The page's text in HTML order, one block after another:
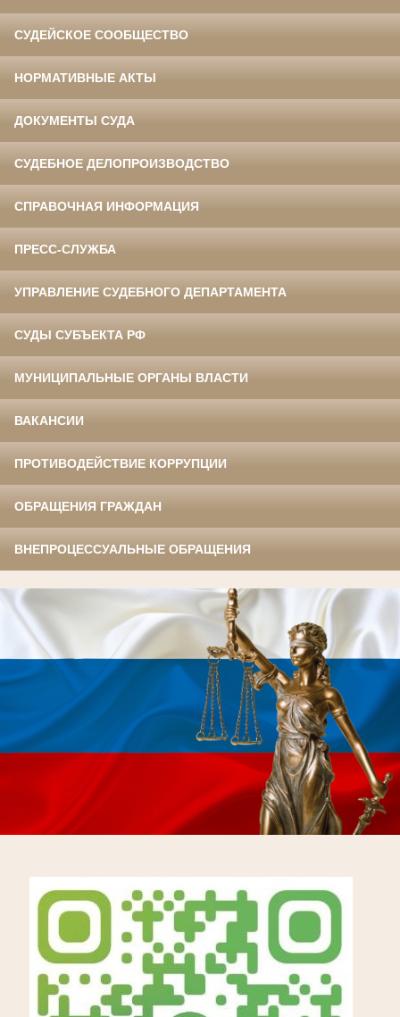
СУДЕЙСКОЕ СООБЩЕСТВО
НОРМАТИВНЫЕ АКТЫ
ДОКУМЕНТЫ СУДА
СУДЕБНОЕ ДЕЛОПРОИЗВОДСТВО
СПРАВОЧНАЯ ИНФОРМАЦИЯ
ПРЕСС-СЛУЖБА
УПРАВЛЕНИЕ СУДЕБНОГО ДЕПАРТАМЕНТА
СУДЫ СУБЪЕКТА РФ
МУНИЦИПАЛЬНЫЕ ОРГАНЫ ВЛАСТИ
ВАКАНСИИ
ПРОТИВОДЕЙСТВИЕ КОРРУПЦИИ
ОБРАЩЕНИЯ ГРАЖДАН
ВНЕПРОЦЕССУАЛЬНЫЕ ОБРАЩЕНИЯ